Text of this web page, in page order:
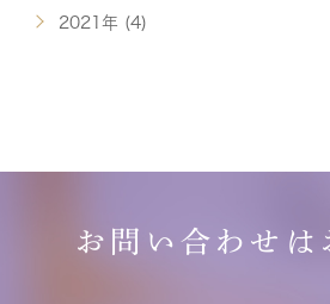
2021年 (4)
お問い合わせは